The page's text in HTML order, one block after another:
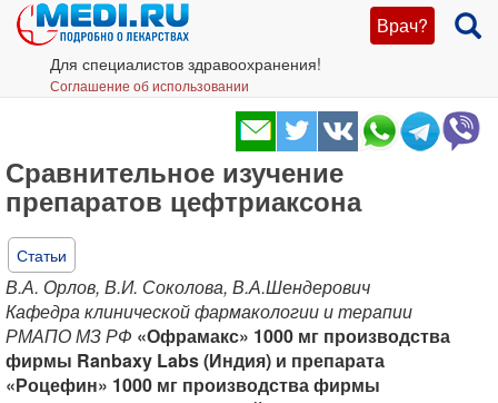
Врач?
Для специалистов здравоохранения!
Соглашение об использовании
Сравнительное изучение
препаратов цефтриаксона
Статьи
В.А. Орлов, В.И. Соколова, В.А.Шендерович
Кафедра клинической фармакологии и терапии
РМАПО МЗ РФ «Офрамакс» 1000 мг производства
фирмы Ranbaxy Labs (Индия) и препарата
«Роцефин» 1000 мг производства фирмы